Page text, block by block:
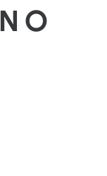
O